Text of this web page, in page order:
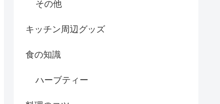
その他
キッチン周辺グッズ
食の知識
ハーブティー